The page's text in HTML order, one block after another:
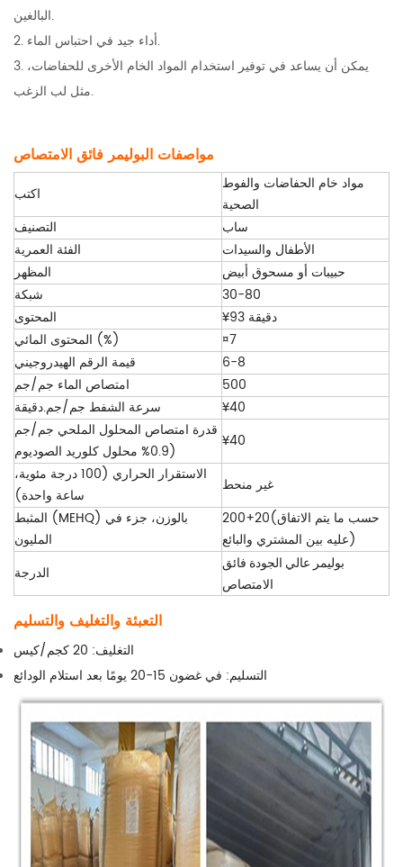
البالغين.
2. أداء جيد في احتباس الماء.
3. يمكن أن يساعد في توفير استخدام المواد الخام الأخرى للحفاضات،
مثل لب الزغب.
مواصفات البوليمر فائق الامتصاص
اكتب
مواد خام الحفاضات والفوط
الصحية
التصنيف
ساب
الفئة العمرية
الأطفال والسيدات
المظهر
حبيبات أو مسحوق أبيض
شبكة
30-80
المحتوى
¥93 دقيقة
المحتوى المائي (%)
¤7
قيمة الرقم الهيدروجيني
6-8
امتصاص الماء جم/جم
500
سرعة الشفط جم/جم.دقيقة
¥40
قدرة امتصاص المحلول الملحي جم/جم
(0.9% محلول كلوريد الصوديوم
¥40
الاستقرار الحراري (100 درجة مئوية،
ساعة واحدة)
غير منحط
المثبط (MEHQ) بالوزن، جزء في
المليون
200+20(حسب ما يتم الاتفاق
عليه بين المشتري والبائع)
الدرجة
بوليمر عالي الجودة فائق
الامتصاص
التعبئة والتغليف والتسليم
التغليف: 20 كجم/كيس
التسليم: في غضون 15-20 يومًا بعد استلام الودائع